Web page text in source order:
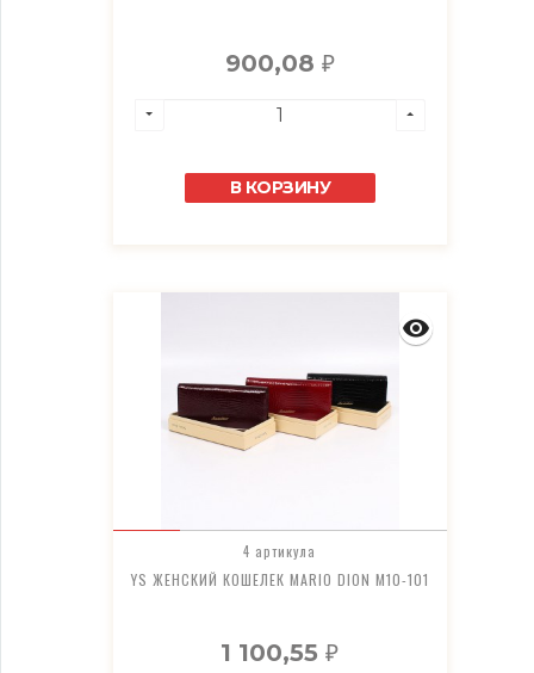
900,08 ₽
В КОРЗИНУ
4 артикула
YS ЖЕНСКИЙ КОШЕЛЕК MARIO DION M10-101
1 100,55₽